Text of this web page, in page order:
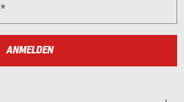
ANMELDEN